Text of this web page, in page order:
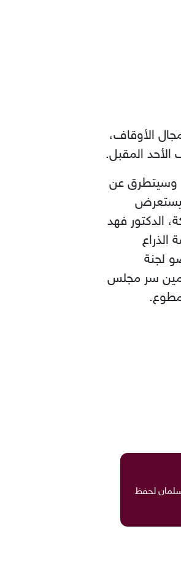
الأوقاف،
وسيتطرق عن
سيستعرض
الدكتور فهد
لجنة
أمين سر مجلس
لحفظ